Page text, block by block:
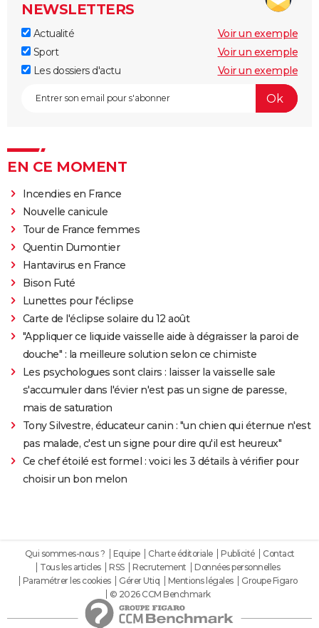
NEWSLETTERS
Actualité
Voir un exemple
Sport
Voir un exemple
Les dossiers d'actu
Voir un exemple
EN CE MOMENT
Incendies en France
Nouvelle canicule
Tour de France femmes
Quentin Dumontier
Hantavirus en France
Bison Futé
Lunettes pour l'éclipse
Carte de l'éclipse solaire du 12 août
"Appliquer ce liquide vaisselle aide à dégraisser la paroi de
douche" : la meilleure solution selon ce chimiste
Les psychologues sont clairs : laisser la vaisselle sale
s'accumuler dans l'évier n'est pas un signe de paresse,
mais de saturation
Tony Silvestre, éducateur canin : "un chien qui éternue n'est
pas malade, c'est un signe pour dire qu'il est heureux"
Ce chef étoilé est formel : voici les 3 détails à vérifier pour
choisir un bon melon
Qui sommes-nous ? Equipe Charte éditoriale Publicité
Contact
Tous les articles
RSS Recrutement
Données personnelles
Paramétrer les cookies
Gérer Utiq Mentions légales
Groupe Figaro
© 2026 CCM Benchmark